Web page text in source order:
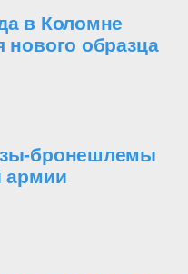
в Коломне
нового образца
бронешлемы
армии